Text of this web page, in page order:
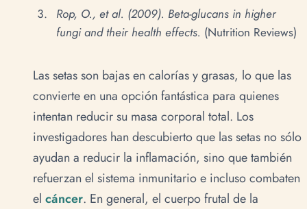
Rop, O., et al. (2009). Beta-glucans in higher
fungi and their health effects. (Nutrition Reviews)
Las setas son bajas en calorías y grasas, lo que las
convierte en una opción fantástica para quienes
intentan reducir su masa corporal total. Los
investigadores han descubierto que las setas no sólo
ayudan a reducir la inflamación, sino que también
refuerzan el sistema inmunitario e incluso combaten
el cáncer. En general, el cuerpo frutal de la